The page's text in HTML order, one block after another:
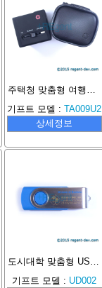
주택청 맞춤형 여행용 플러그 변환기
기프트 모델 :
TA009U2
상세정보
기프트 모델 : UD002